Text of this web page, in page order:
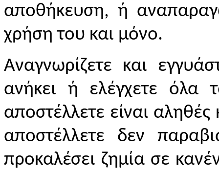
αποθήκευση, ή
χρήση του και μόνο.
Αναγνωρίζετε και
ανήκει ή ελέγχετε όλα
αποστέλλετε είναι
αποστέλλετε δεν
προκαλέσει ζημία σε